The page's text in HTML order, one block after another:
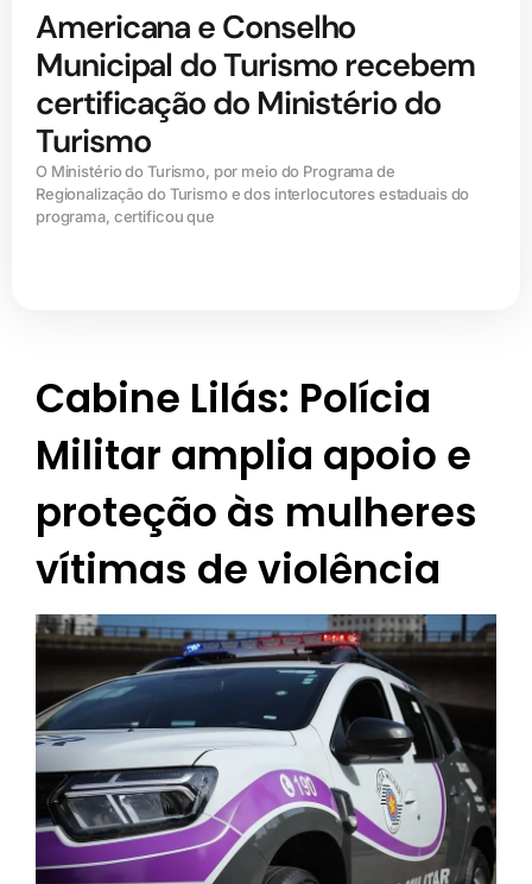
Americana e Conselho
Municipal do Turismo recebem
certificação do Ministério do
Turismo
O Ministério do Turismo, por meio do Programa de
Regionalização do Turismo e dos interlocutores estaduais do
programa, certificou que
Cabine Lilás: Polícia
Militar amplia apoio e
proteção às mulheres
vítimas de violência